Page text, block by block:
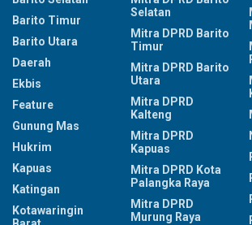
Barito Timur
Barito Utara
Daerah
Ekbis
Feature
Gunung Mas
Hukrim
Kapuas
Katingan
Kotawaringin
Selatan
Mitra DPRD Barito
Timur
Mitra DPRD Barito
Utara
Mitra DPRD
Kalteng
Mitra DPRD
Kapuas
Mitra DPRD Kota
Palangka Raya
Mitra DPRD
Murung Raya